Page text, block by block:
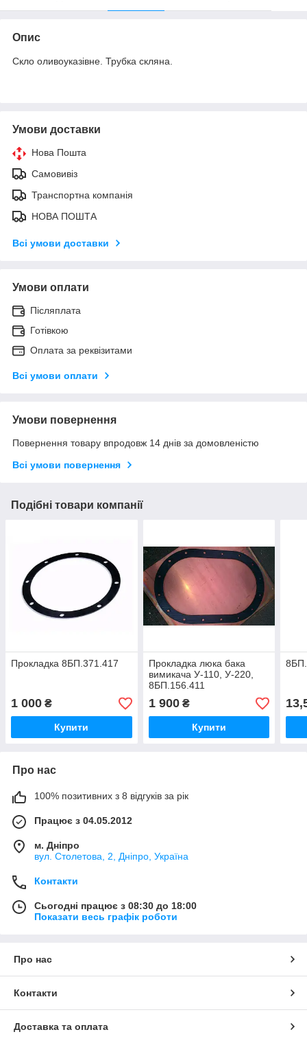
Опис
Скло оливоуказівне. Трубка скляна.
Умови доставки
Нова Пошта
Самовивіз
Транспортна компанія
НОВА ПОШТА
Всі умови доставки
Умови оплати
Післяплата
Готівкою
Оплата за реквізитами
Всі умови оплати
Умови повернення
Повернення товару впродовж 14 днів за домовленістю
Всі умови повернення
Подібні товари компанії
Прокладка 8БП.371.417
1 000 ₴
Купити
Прокладка люка бака
вимикача У-110, У-220,
8БП.156.411
1 900₴
Купити
Про нас
100% позитивних з 8 відгуків за рік
Працює з 04.05.2012
м. Дніпро
вул. Столетова, 2, Дніпро, Україна
Контакти
Сьогодні працює з 08:30 до 18:00
Показати весь графік роботи
Про нас
Контакти
Доставка та оплата